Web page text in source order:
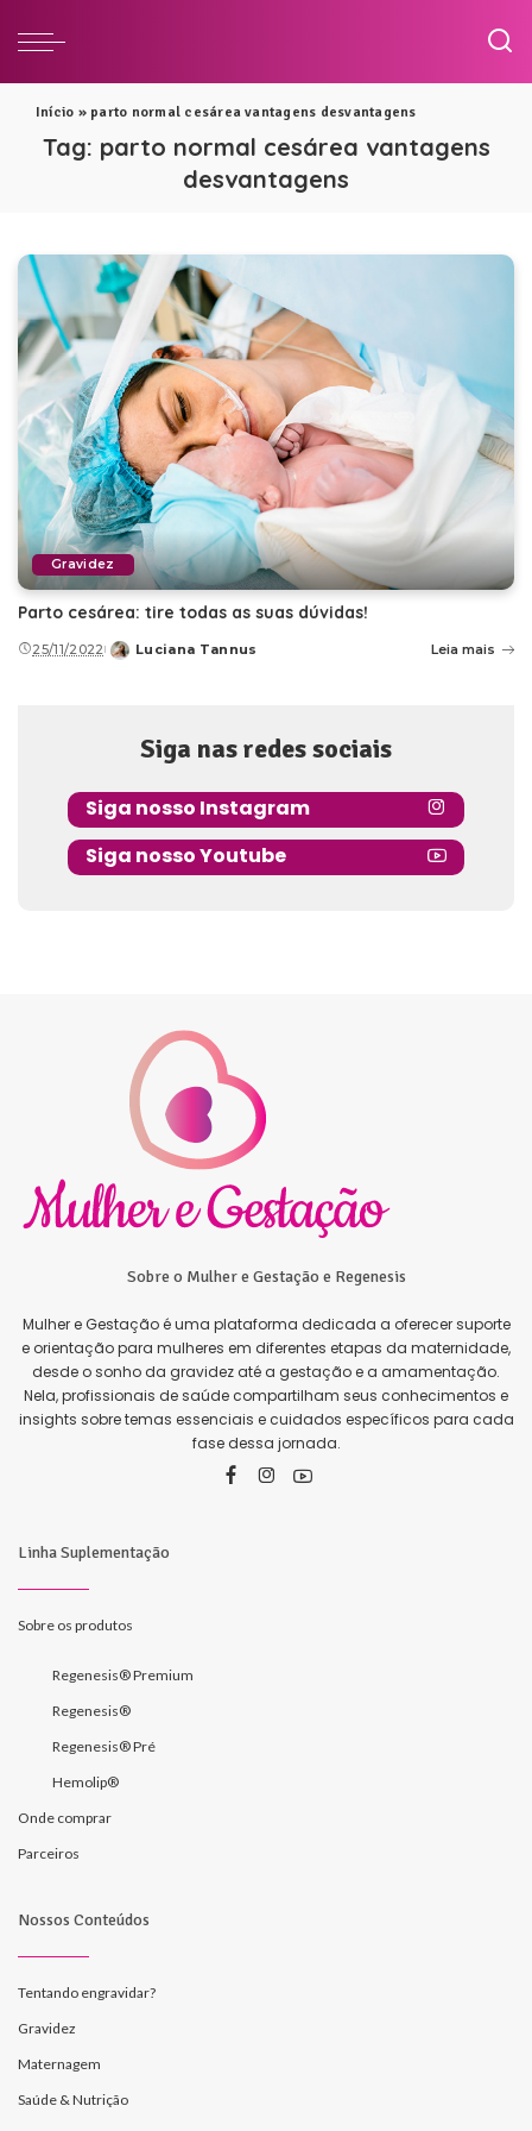
Início » parto normal cesárea vantagens desvantagens
Tag: parto normal cesárea vantagens
desvantagens
Gravidez
Parto cesárea: tire todas as suas dúvidas!
25/11/2022
Posted
Luciana Tannus Leia mais
Siga nas redes sociais
Siga nosso Instagram
Siga nosso Youtube
Sobre o Mulher e Gestação e Regenesis
Mulher e Gestação é uma plataforma dedicada a oferecer suporte
e orientação para mulheres em diferentes etapas da maternidade,
desde o sonho da gravidez até a gestação e a amamentação.
Nela, profissionais de saúde compartilham seus conhecimentos e
insights sobre temas essenciais e cuidados específicos para cada
fase dessa jornada.
Linha Suplementação
Sobre os produtos
Regenesis® Premium
Regenesis®
Regenesis® Pré
Hemolip®
Onde comprar
Parceiros
Nossos Conteúdos
Tentando engravidar?
Gravidez
Maternagem
Saúde & Nutrição